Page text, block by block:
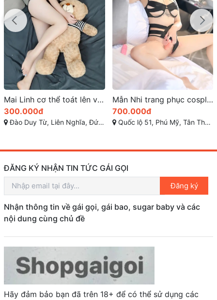
Mẫn Nhi trang phục cosplay đầy sáng tạo sexy
700.000đ
Quốc lộ 51, Phú Mỹ, Tân Thành, Bà Rịa - Vũng Tàu
Bảo Trân làm tình phục vụ tốt làm tình giỏi
400.000đ
Phú Mỹ, Tân Thành, Bà Rịa - Vũng Tàu
ĐĂNG KÝ NHẬN TIN TỨC GÁI GỌI
Đăng ký
Nhận thông tin về gái gọi, gái bao, sugar baby và các
nội dung cùng chủ đề
Hãy đảm bảo bạn đã trên 18+ để có thể sử dụng các